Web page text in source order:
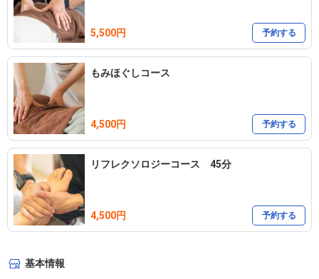
5,500円 予約する
もみほぐしコース
4,500円 予約する
リフレクソロジーコース 45分
4,500円 予約する
基本情報